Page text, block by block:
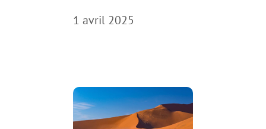
1 avril 2025